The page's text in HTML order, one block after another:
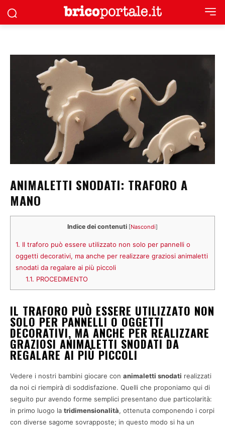
ANIMALETTI SNODATI: TRAFORO A
MANO
Indice dei contenuti [Nascondi]
1. Il traforo può essere utilizzato non solo per pannelli o
oggetti decorativi, ma anche per realizzare graziosi animaletti
snodati da regalare ai più piccoli
1.1. PROCEDIMENTO
IL TRAFORO PUÒ ESSERE UTILIZZATO NON
SOLO PER PANNELLI O OGGETTI
DECORATIVI, MA ANCHE PER REALIZZARE
GRAZIOSI ANIMALETTI SNODATI DA
REGALARE AI PIÙ PICCOLI
Vedere i nostri bambini giocare con animaletti snodati realizzati
da noi ci riempirà di soddisfazione. Quelli che proponiamo qui di
seguito pur avendo forme semplici presentano due particolarità:
in primo luogo la tridimensionalità, ottenuta componendo i corpi
con diverse sagome sovrapposte; in questo modo si ha un